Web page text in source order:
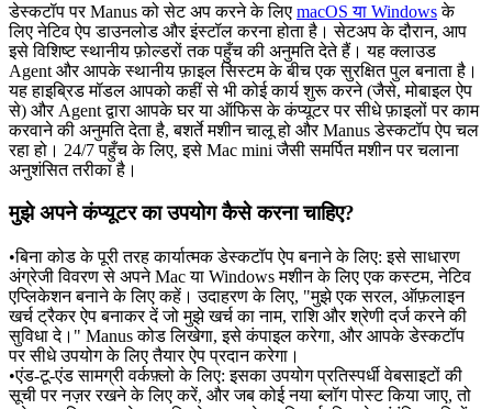
डेस्कटॉप पर Manus को सेट अप करने के लिए macOS या Windows के
लिए नेटिव ऐप डाउनलोड और इंस्टॉल करना होता है। सेटअप के दौरान, आप
इसे विशिष्ट स्थानीय फ़ोल्डरों तक पहुँच की अनुमति देते हैं। यह क्लाउड
Agent और आपके स्थानीय फ़ाइल सिस्टम के बीच एक सुरक्षित पुल बनाता है।
यह हाइब्रिड मॉडल आपको कहीं से भी कोई कार्य शुरू करने (जैसे, मोबाइल ऐप
से) और Agent द्वारा आपके घर या ऑफिस के कंप्यूटर पर सीधे फ़ाइलों पर काम
करवाने की अनुमति देता है, बशर्ते मशीन चालू हो और Manus डेस्कटॉप ऐप चल
रहा हो। 24/7 पहुँच के लिए, इसे Mac mini जैसी समर्पित मशीन पर चलाना
अनुशंसित तरीका है।
मुझे अपने कंप्यूटर का उपयोग कैसे करना चाहिए?
•बिना कोड के पूरी तरह कार्यात्मक डेस्कटॉप ऐप बनाने के लिए: इसे साधारण
अंग्रेजी विवरण से अपने Mac या Windows मशीन के लिए एक कस्टम, नेटिव
एप्लिकेशन बनाने के लिए कहें। उदाहरण के लिए, "मुझे एक सरल, ऑफ़लाइन
खर्च ट्रैकर ऐप बनाकर दें जो मुझे खर्च का नाम, राशि और श्रेणी दर्ज करने की
सुविधा दे।" Manus कोड लिखेगा, इसे कंपाइल करेगा, और आपके डेस्कटॉप
पर सीधे उपयोग के लिए तैयार ऐप प्रदान करेगा।
•एंड-टू-एंड सामग्री वर्कफ़्लो के लिए: इसका उपयोग प्रतिस्पर्धी वेबसाइटों की
सूची पर नज़र रखने के लिए करें, और जब कोई नया ब्लॉग पोस्ट किया जाए, तो